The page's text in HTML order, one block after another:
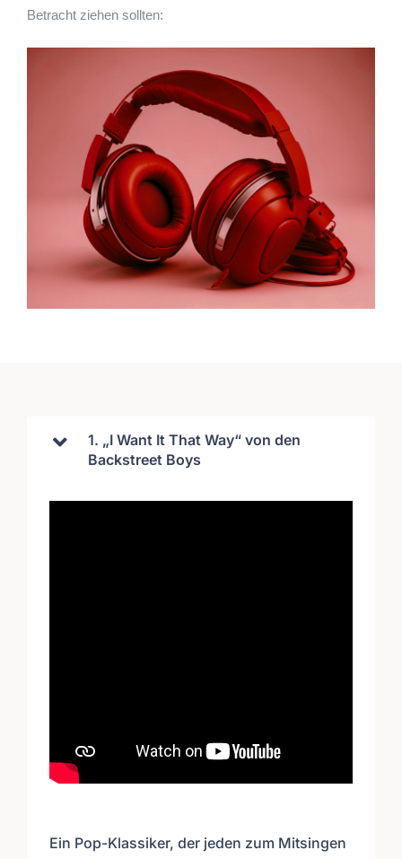
Betracht ziehen sollten:
1. „I Want It That Way“ von den
Backstreet Boys
Ein Pop-Klassiker, der jeden zum Mitsingen